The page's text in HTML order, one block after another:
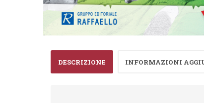
DESCRIZIONE INFORMAZIONI